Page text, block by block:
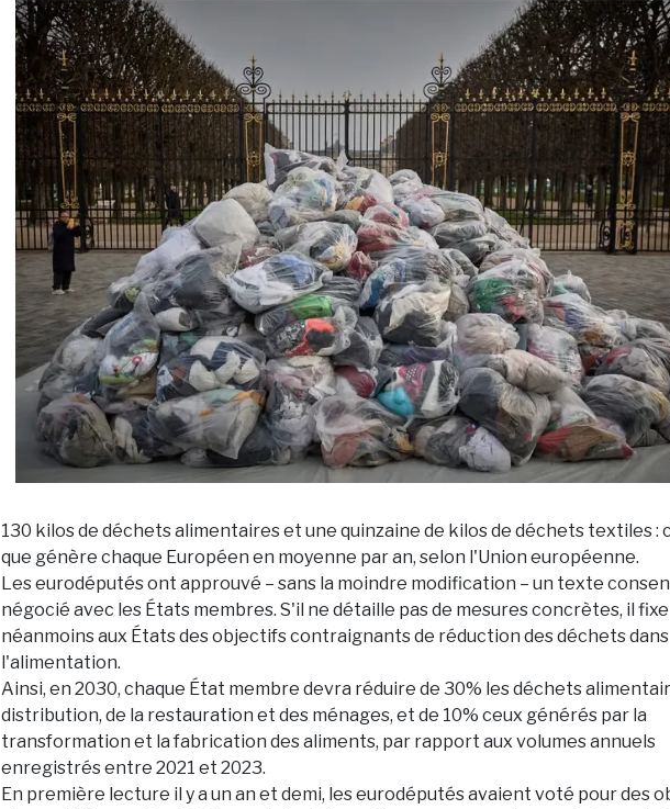
130 kilos de déchets alimentaires et une quinzaine de kilos de déchets textiles :
que génère chaque Européen en moyenne par an, selon l'Union européenne.
Les eurodéputés ont approuvé – sans la moindre modification – un texte
négocié avec les États membres. S'il ne détaille pas de mesures concrètes, il fixe
néanmoins aux États des objectifs contraignants de réduction des déchets dans
l'alimentation.
Ainsi, en 2030, chaque État membre devra réduire de 30% les déchets
distribution, de la restauration et des ménages, et de 10% ceux générés par la
transformation et la fabrication des aliments, par rapport aux volumes annuels
enregistrés entre 2021 et 2023.
En première lecture il y a un an et demi, les eurodéputés avaient voté pour des